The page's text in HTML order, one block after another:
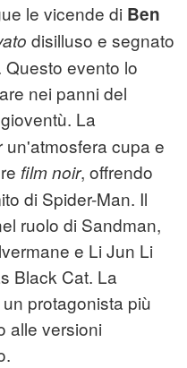
le vicende di Ben
disilluso e segnato
evento lo
nei panni del
La
cupa e
film noir, offrendo
di Spider-Man. Il
ruolo di Sandman,
e Li Jun Li
Black Cat. La
protagonista più
alle versioni